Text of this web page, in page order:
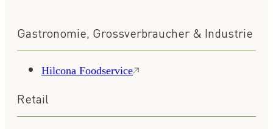
Gastronomie, Grossverbraucher & Industrie
Hilcona Foodservice
Retail